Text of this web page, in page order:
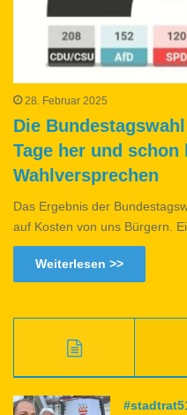
28. Februar 2025
Die
Tage her und
Wahlversprechen
Das Ergebnis der
auf Kosten von uns Bürgern.
Weiterlesen >>